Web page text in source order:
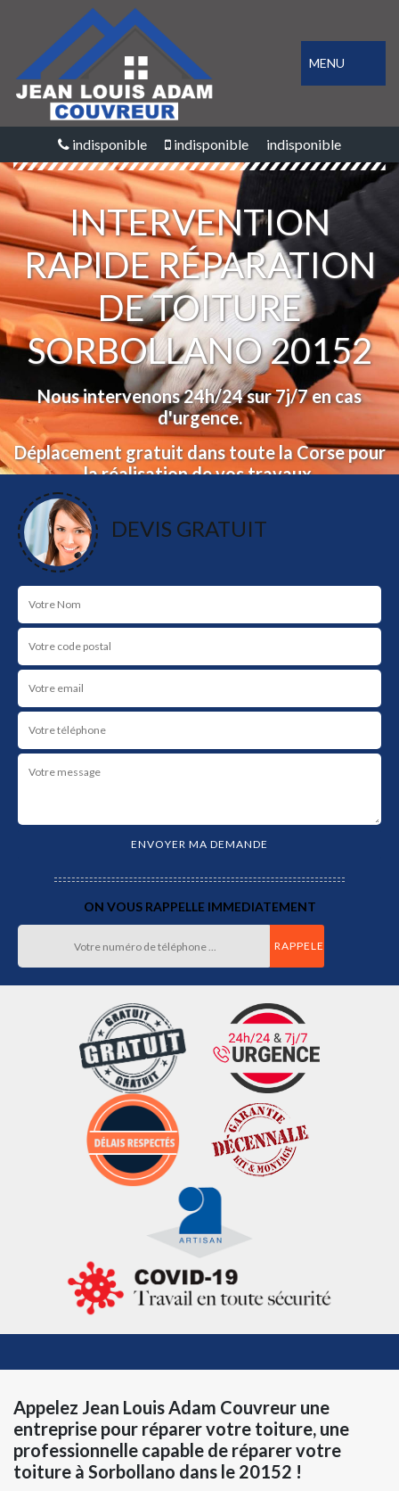
MENU
indisponible indisponible indisponible
INTERVENTION
RAPIDE RÉPARATION
DE TOITURE
SORBOLLANO 20152
Nous intervenons 24h/24 sur 7j/7 en cas
d'urgence.
Déplacement gratuit dans toute la Corse pour
la réalisation de vos travaux.
Devis et déplacement gratuit.
NOS RÉALISATIONS
DEVIS GRATUIT
ON VOUS RAPPELLE IMMEDIATEMENT
Appelez Jean Louis Adam Couvreur une
entreprise pour réparer votre toiture, une
professionnelle capable de réparer votre
toiture à Sorbollano dans le 20152 !